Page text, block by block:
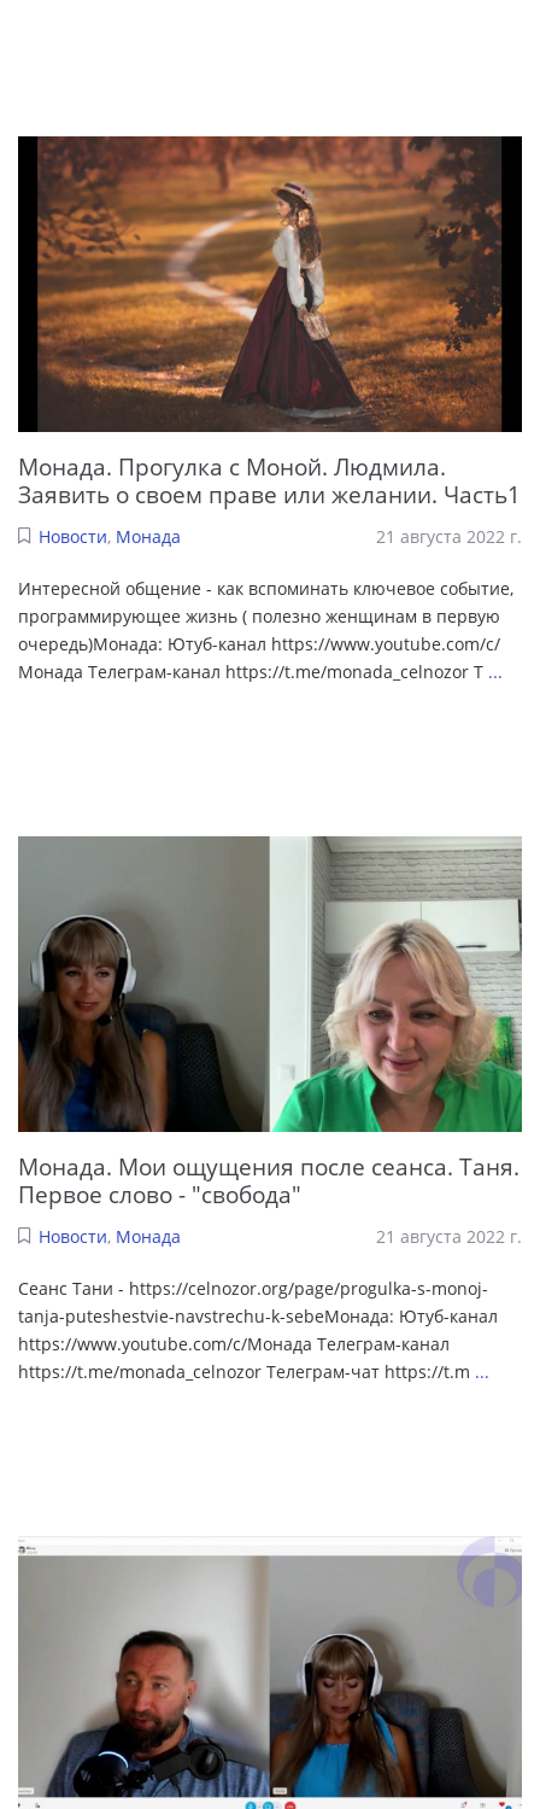
Монада. Прогулка с Моной. Людмила.
Заявить о своем праве или желании. Часть1
Новости, Монада 21 августа 2022 г.
Интересной общение - как вспоминать ключевое событие,
программирующее жизнь ( полезно женщинам в первую
очередь)Монада: Ютуб-канал https://www.youtube.com/c/
Монада Телеграм-канал https://t.me/monada_celnozor Т ...
Монада. Мои ощущения после сеанса. Таня.
Первое слово - "свобода"
Новости, Монада 21 августа 2022 г.
Сеанс Тани - https://celnozor.org/page/progulka-s-monoj-
tanja-puteshestvie-navstrechu-k-sebeМонада: Ютуб-канал
https://www.youtube.com/c/Монада Телеграм-канал
https://t.me/monada_celnozor Телеграм-чат https://t.m ...